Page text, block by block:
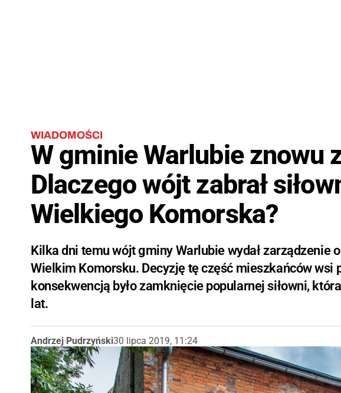
WIADOMOŚCI
W gminie Warlubie znowu
Dlaczego wójt zabrał
Wielkiego Komorska?
Kilka dni temu wójt gminy Warlubie wydał zarządzenie
Wielkim Komorsku. Decyzję tę część mieszkańców wsi
konsekwencją było zamknięcie popularnej siłowni,
lat.
Andrzej Pudrzyński30 lipca 2019, 11:24